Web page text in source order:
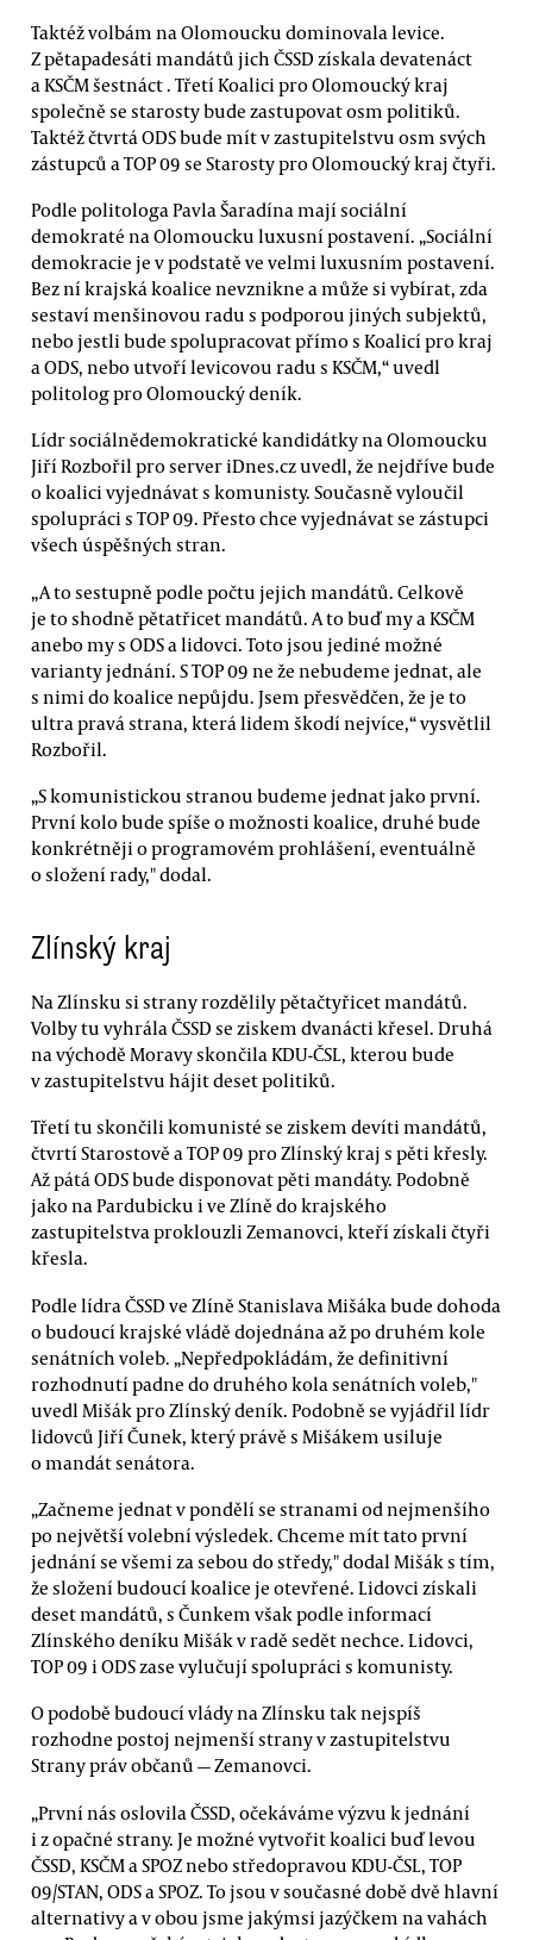
Taktéž volbám na Olomoucku dominovala levice.
Z pětapadesáti mandátů jich ČSSD získala devatenáct
a KSČM šestnáct . Třetí Koalici pro Olomoucký kraj
společně se starosty bude zastupovat osm politiků.
Taktéž čtvrtá ODS bude mít v zastupitelstvu osm svých
zástupců a TOP 09 se Starosty pro Olomoucký kraj čtyři.
Podle politologa Pavla Šaradína mají sociální
demokraté na Olomoucku luxusní postavení. „Sociální
demokracie je v podstatě ve velmi luxusním postavení.
Bez ní krajská koalice nevznikne a může si vybírat, zda
sestaví menšinovou radu s podporou jiných subjektů,
nebo jestli bude spolupracovat přímo s Koalicí pro kraj
a ODS, nebo utvoří levicovou radu s KSČM,“ uvedl
politolog pro Olomoucký deník.
Lídr sociálnědemokratické kandidátky na Olomoucku
Jiří Rozbořil pro server iDnes.cz uvedl, že nejdříve bude
o koalici vyjednávat s komunisty. Současně vyloučil
spolupráci s TOP 09. Přesto chce vyjednávat se zástupci
všech úspěšných stran.
„A to sestupně podle počtu jejich mandátů. Celkově
je to shodně pětatřicet mandátů. A to buď my a KSČM
anebo my s ODS a lidovci. Toto jsou jediné možné
varianty jednání. S TOP 09 ne že nebudeme jednat, ale
s nimi do koalice nepůjdu. Jsem přesvědčen, že je to
ultra pravá strana, která lidem škodí nejvíce,“ vysvětlil
Rozbořil.
„S komunistickou stranou budeme jednat jako první.
První kolo bude spíše o možnosti koalice, druhé bude
konkrétněji o programovém prohlášení, eventuálně
o složení rady," dodal.
Zlínský kraj
Na Zlínsku si strany rozdělily pětačtyřicet mandátů.
Volby tu vyhrála ČSSD se ziskem dvanácti křesel. Druhá
na východě Moravy skončila KDU-ČSL, kterou bude
v zastupitelstvu hájit deset politiků.
Třetí tu skončili komunisté se ziskem devíti mandátů,
čtvrtí Starostově a TOP 09 pro Zlínský kraj s pěti křesly.
Až pátá ODS bude disponovat pěti mandáty. Podobně
jako na Pardubicku i ve Zlíně do krajského
zastupitelstva proklouzli Zemanovci, kteří získali čtyři
křesla.
Podle lídra ČSSD ve Zlíně Stanislava Mišáka bude dohoda
o budoucí krajské vládě dojednána až po druhém kole
senátních voleb. „Nepředpokládám, že definitivní
rozhodnutí padne do druhého kola senátních voleb,"
uvedl Mišák pro Zlínský deník. Podobně se vyjádřil lídr
lidovců Jiří Čunek, který právě s Mišákem usiluje
o mandát senátora.
„Začneme jednat v pondělí se stranami od nejmenšího
po největší volební výsledek. Chceme mít tato první
jednání se všemi za sebou do středy," dodal Mišák s tím,
že složení budoucí koalice je otevřené. Lidovci získali
deset mandátů, s Čunkem však podle informací
Zlínského deníku Mišák v radě sedět nechce. Lidovci,
TOP 09 i ODS zase vylučují spolupráci s komunisty.
O podobě budoucí vlády na Zlínsku tak nejspíš
rozhodne postoj nejmenší strany v zastupitelstvu
Strany práv občanů — Zemanovci.
„První nás oslovila ČSSD, očekáváme výzvu k jednání
i z opačné strany. Je možné vytvořit koalici buď levou
ČSSD, KSČM a SPOZ nebo středopravou KDU-ČSL, TOP
09/STAN, ODS a SPOZ. To jsou v současné době dvě hlavní
alternativy a v obou jsme jakýmsi jazýčkem na vahách